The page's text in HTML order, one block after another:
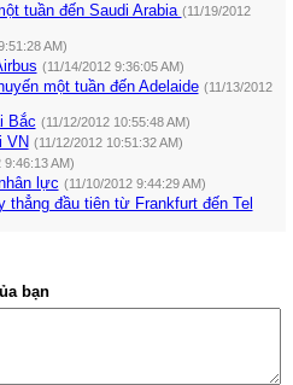
tuần đến Saudi Arabia (11/19/2012
AM)
(11/14/2012 9:36:05 AM)
một tuần đến Adelaide (11/13/2012
Bắc (11/12/2012 10:55:48 AM)
VN (11/12/2012 10:51:32 AM)
9:46:13 AM)
lực (11/10/2012 9:44:29 AM)
đầu tiên từ Frankfurt đến Tel
bạn